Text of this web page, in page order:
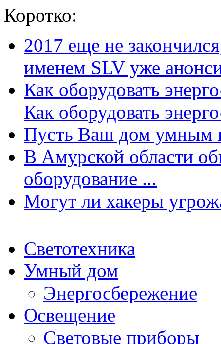
Коротко:
2017 еще не
именем SLV уже
Как оборудовать
Как оборудовать
Пусть Ваш дом умным
В Амурской области
оборудование ...
Могут ли хакеры
Светотехника
Умный дом
Энергосбережение
Освещение
Световые приборы